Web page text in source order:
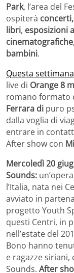
Park, l’area del
ospiterà concerti,
libri, esposizioni
cinematografiche,
bambini.
Questa settimana
live di Orange 8
romano formato
Ferrara di puro
dalla voglia di
entrare in
After show con
Mercoledì 20
Sounds:
l’Italia, nata nei
avviato in
progetto Youth
questi Centri, in
nell’estate del
Bono hanno
e ragazze
Sounds. After